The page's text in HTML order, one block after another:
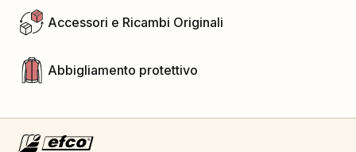
Accessori e Ricambi Originali
Abbigliamento protettivo